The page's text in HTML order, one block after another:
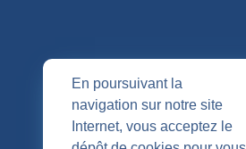
En poursuivant la
navigation sur notre site
Internet, vous acceptez le